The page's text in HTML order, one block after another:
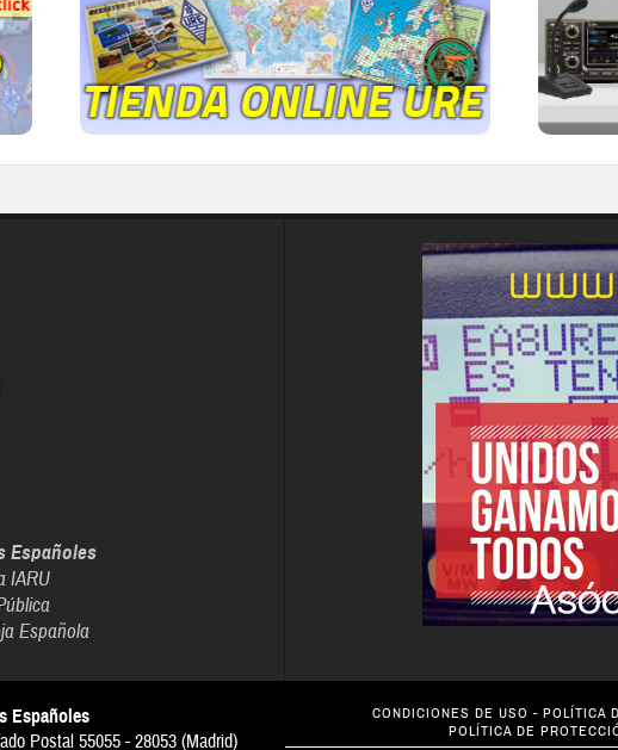
IR A LA TIENDA DE URE
Españoles
IARU
Española
CONDICIONES DE USO - POLÍTICA
POLÍTICA DE
Españoles
Postal 55055 - 28053 (Madrid)